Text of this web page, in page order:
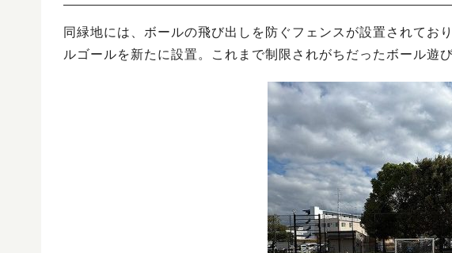
同緑地には、ボールの飛び出しを防ぐフェンスが設置されてお
ルゴールを新たに設置。これまで制限されがちだったボール遊